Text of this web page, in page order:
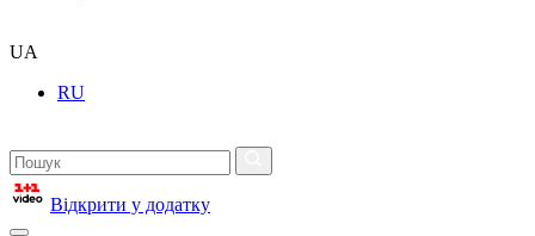
UA
RU
Відкрити у додатку